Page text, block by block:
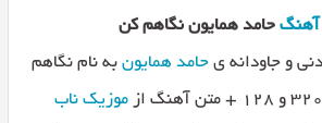
آهنگحامد همایون نگاهم کن
و جاودانه ی حامد همایونبه نام نگاهم
موزیک ناب